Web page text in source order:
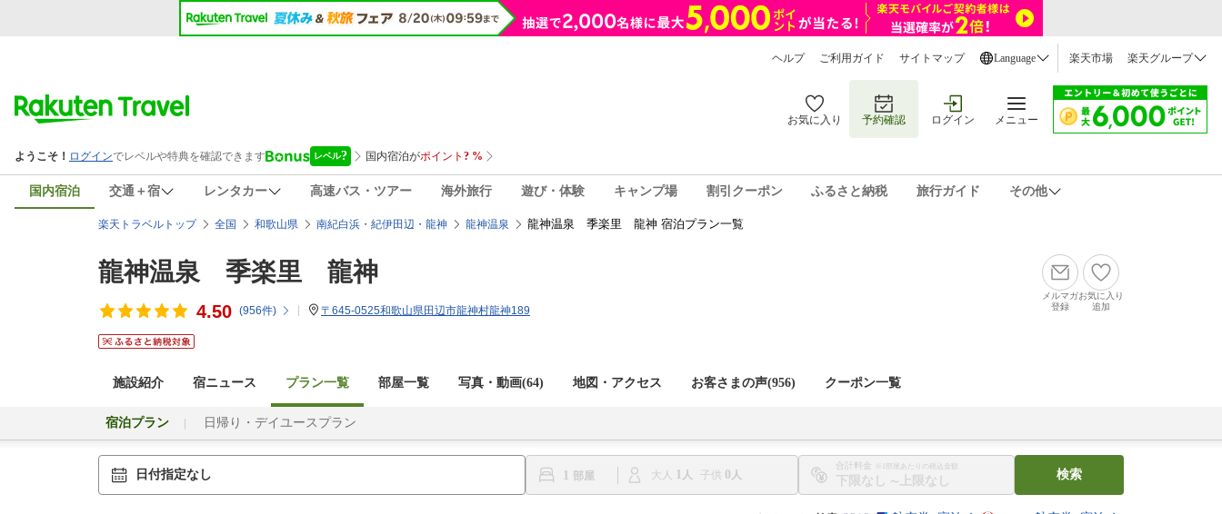
ヘルプ ご利用ガイド サイトマップ Language 楽天市場 楽天グループ
お気に入り 予約確認 ログイン メニュー
国内宿泊 交通＋宿 レンタカー 高速バス・ツアー 海外旅行 遊び・体験 キャンプ場 割引クーポン ふるさと納税 旅行ガイド その他
楽天トラベルトップ 全国 和歌山県 南紀白浜・紀伊田辺・龍神 龍神温泉 龍神温泉 季楽里 龍神 宿泊プラン一覧
龍神温泉 季楽里 龍神
4.50 (956件) 〒645-0525和歌山県田辺市龍神村龍神189
メルマガ
登録
お気に入り
追加
施設紹介 宿ニュース プラン一覧 部屋一覧 写真・動画(64) 地図・アクセス お客さまの声(956) クーポン一覧
宿泊プラン 日帰り・デイユースプラン
日付指定なし 1 大人 1 子供 0
合計料金 ※1部屋あたりの税込金額
〜
検索